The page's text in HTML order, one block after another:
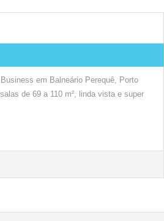
em Balneário Perequê, Porto
de 69 a 110 m², linda vista e super